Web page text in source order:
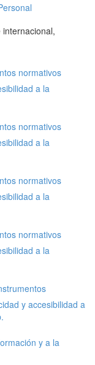
normativos
a la
normativos
a la
normativos
a la
normativos
a la
y accesibilidad a
y a la